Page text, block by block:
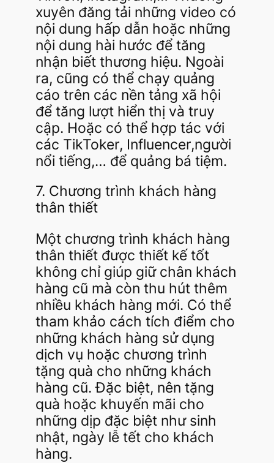
xuyên đăng tải những video có
nội dung hấp dẫn hoặc những
nội dung hài hước để tăng
nhận biết thương hiệu. Ngoài
ra, cũng có thể chạy quảng
cáo trên các nền tảng xã hội
để tăng lượt hiển thị và truy
cập. Hoặc có thể hợp tác với
các TikToker, Influencer,người
nổi tiếng,… để quảng bá tiệm.
7. Chương trình khách hàng
thân thiết
Một chương trình khách hàng
thân thiết được thiết kế tốt
không chỉ giúp giữ chân khách
hàng cũ mà còn thu hút thêm
nhiều khách hàng mới. Có thể
tham khảo cách tích điểm cho
những khách hàng sử dụng
dịch vụ hoặc chương trình
tặng quà cho những khách
hàng cũ. Đặc biệt, nên tặng
quà hoặc khuyến mãi cho
những dịp đặc biệt như sinh
nhật, ngày lễ tết cho khách
hàng.